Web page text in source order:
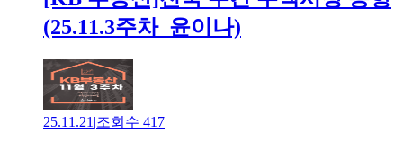
(25.11.3주차_윤이나)
25.11.21 |조회수 417